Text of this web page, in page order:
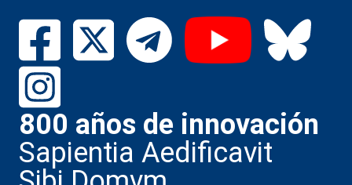
800 años de innovación
Sapientia Aedificavit